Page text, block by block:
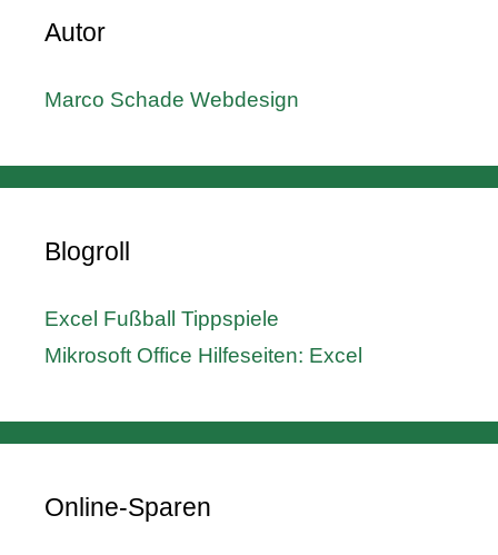
Autor
Marco Schade Webdesign
Blogroll
Excel Fußball Tippspiele
Mikrosoft Office Hilfeseiten: Excel
Online-Sparen